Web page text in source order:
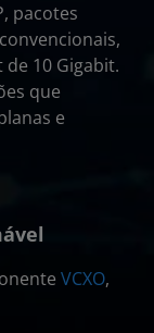
pacotes
de 10 Gigabit.
que
e
VCXO,